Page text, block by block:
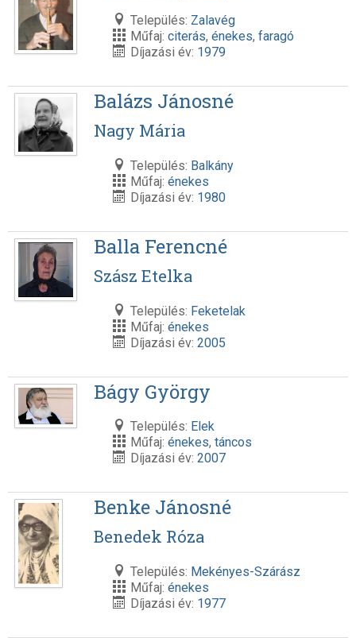
Település: Zalavég
Műfaj: citerás, énekes, faragó
Díjazási év: 1979
Balázs Jánosné
Nagy Mária
Település: Balkány
Műfaj: énekes
Díjazási év: 1980
Balla Ferencné
Szász Etelka
Település: Feketelak
Műfaj: énekes
Díjazási év: 2005
Bágy György
Település: Elek
Műfaj: énekes, táncos
Díjazási év: 2007
Benke Jánosné
Benedek Róza
Település: Mekényes-Szárász
Műfaj: énekes
Díjazási év: 1977